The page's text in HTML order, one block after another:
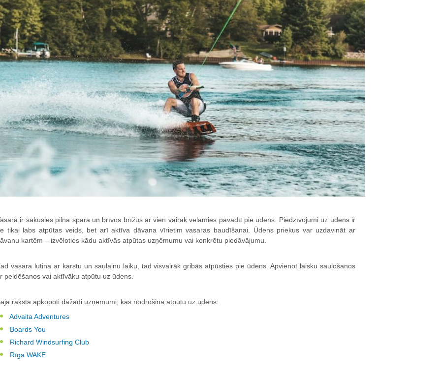
ir sākusies pilnā sparā un brīvos brīžus ar vien vairāk vēlamies pavadīt pie ūdens. Piedzīvojumi uz ūdens ir
tikai labs atpūtas veids, bet arī aktīva dāvana vīrietim vasaras baudīšanai. Ūdens priekus var uzdavināt ar
kartēm – izvēloties kādu aktīvās atpūtas uzņēmumu vai konkrētu piedāvājumu.
vasara lutina ar karstu un saulainu laiku, tad visvairāk gribās atpūsties pie ūdens. Apvienot laisku sauļošanos
peldēšanos vai aktīvāku atpūtu uz ūdens.
rakstā apkopoti dažādi uzņēmumi, kas nodrošina atpūtu uz ūdens:
Advaita Adventures
Boards You
Richard Windsurfing Club
Rīga WAKE